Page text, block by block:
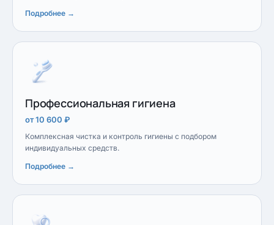
Подробнее →
Профессиональная гигиена
от 10 600 ₽
Комплексная чистка и контроль гигиены с подбором
индивидуальных средств.
Подробнее →